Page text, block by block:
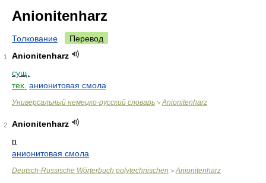
Anionitenharz
Толкование Перевод
1
Anionitenharz
сущ.
тех. анионитовая смола
Универсальный немецко-русский словарь > Anionitenharz
2
Anionitenharz
n
анионитовая смола
Deutsch-Russische Wörterbuch polytechnischen > Anionitenharz